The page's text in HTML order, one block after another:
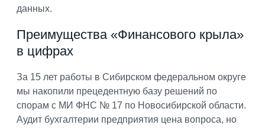
данных.
Преимущества «Финансового крыла»
в цифрах
За 15 лет работы в Сибирском федеральном округе
мы накопили прецедентную базу решений по
спорам с МИ ФНС № 17 по Новосибирской области.
Аудит бухгалтерии предприятия цена вопроса, но